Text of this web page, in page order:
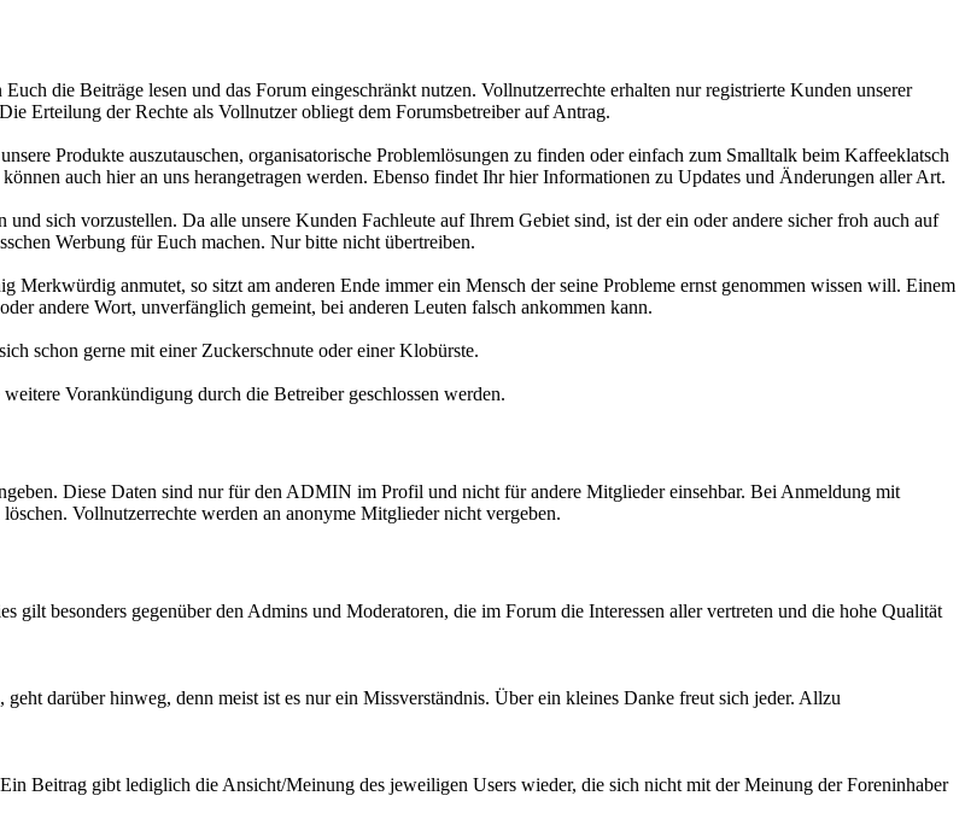
die Beiträge lesen und das Forum eingeschränkt nutzen. Vollnutzerrechte erhalten nur registrierte Kunden unserer
Erteilung der Rechte als Vollnutzer obliegt dem Forumsbetreiber auf Antrag.
Produkte auszutauschen, organisatorische Problemlösungen zu finden oder einfach zum Smalltalk beim Kaffeeklatsch
auch hier an uns herangetragen werden. Ebenso findet Ihr hier Informationen zu Updates und Änderungen aller Art.
sich vorzustellen. Da alle unsere Kunden Fachleute auf Ihrem Gebiet sind, ist der ein oder andere sicher froh auch auf
Werbung für Euch machen. Nur bitte nicht übertreiben.
anmutet, so sitzt am anderen Ende immer ein Mensch der seine Probleme ernst genommen wissen will. Einem
andere Wort, unverfänglich gemeint, bei anderen Leuten falsch ankommen kann.
schon gerne mit einer Zuckerschnute oder einer Klobürste.
Vorankündigung durch die Betreiber geschlossen werden.
Diese Daten sind nur für den ADMIN im Profil und nicht für andere Mitglieder einsehbar. Bei Anmeldung mit
Vollnutzerrechte werden an anonyme Mitglieder nicht vergeben.
besonders gegenüber den Admins und Moderatoren, die im Forum die Interessen aller vertreten und die hohe Qualität
darüber hinweg, denn meist ist es nur ein Missverständnis. Über ein kleines Danke freut sich jeder. Allzu
Beitrag gibt lediglich die Ansicht/Meinung des jeweiligen Users wieder, die sich nicht mit der Meinung der Foreninhaber